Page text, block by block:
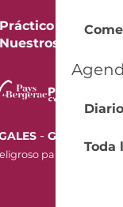
Toda
Práctico
Nuestros folletos
- GESTION
para la salud.